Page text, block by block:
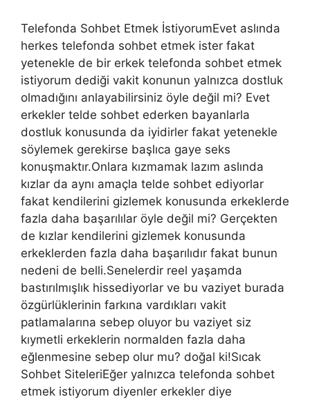
Telefonda Sohbet Etmek İstiyorumEvet aslında
herkes telefonda sohbet etmek ister fakat
yetenekle de bir erkek telefonda sohbet etmek
istiyorum dediği vakit konunun yalnızca dostluk
olmadığını anlayabilirsiniz öyle değil mi? Evet
erkekler telde sohbet ederken bayanlarla
dostluk konusunda da iyidirler fakat yetenekle
söylemek gerekirse başlıca gaye seks
konuşmaktır.Onlara kızmamak lazım aslında
kızlar da aynı amaçla telde sohbet ediyorlar
fakat kendilerini gizlemek konusunda erkeklerde
fazla daha başarılılar öyle değil mi? Gerçekten
de kızlar kendilerini gizlemek konusunda
erkeklerden fazla daha başarılıdır fakat bunun
nedeni de belli.Senelerdir reel yaşamda
bastırılmışlık hissediyorlar ve bu vaziyet burada
özgürlüklerinin farkına vardıkları vakit
patlamalarına sebep oluyor bu vaziyet siz
kıymetli erkeklerin normalden fazla daha
eğlenmesine sebep olur mu? doğal ki!Sıcak
Sohbet SiteleriEğer yalnızca telefonda sohbet
etmek istiyorum diyenler erkekler diye